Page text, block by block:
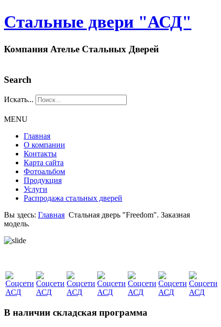
Стальные двери "АСД"
Компания Ателье Стальных Дверей
Search
Искать...
MENU
Главная
О компании
Контакты
Карта сайта
Фотоальбом
Продукция
Услуги
Распродажа стальных дверей
Вы здесь: Главная Стальная дверь "Freedom". Заказная
модель.
В наличии складская программа